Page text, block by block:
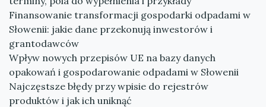
Finansowanie transformacji gospodarki odpadami w
Słowenii: jakie dane przekonują inwestorów i
grantodawców
Wpływ nowych przepisów UE na bazy danych
opakowań i gospodarowanie odpadami w Słowenii
Najczęstsze błędy przy wpisie do rejestrów
produktów i jak ich uniknąć